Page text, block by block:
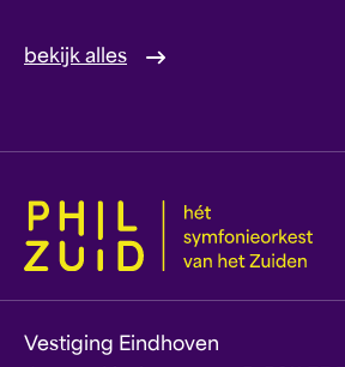
bekijk alles
Vestiging Eindhoven